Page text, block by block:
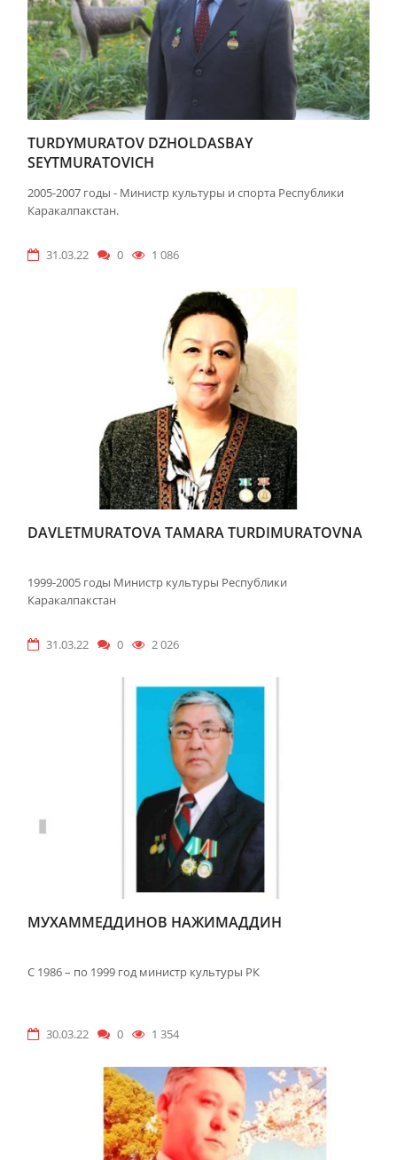
TURDYMURATOV DZHOLDASBAY
SEYTMURATOVICH
2005-2007 годы - Министр культуры и спорта Республики
Каракалпакстан.
31.03.22 0 1 086
DAVLETMURATOVA TAMARA TURDIMURATOVNA
1999-2005 годы Министр культуры Республики
Каракалпакстан
31.03.22 0 2 026
МУХАММЕДДИНОВ НАЖИМАДДИН
С 1986 – по 1999 год министр культуры РК
30.03.22 0 1 354